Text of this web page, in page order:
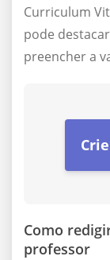
Curriculum
pode
preencher a
Como
professor